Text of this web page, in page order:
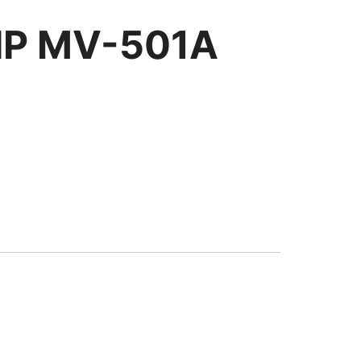
MV-501A